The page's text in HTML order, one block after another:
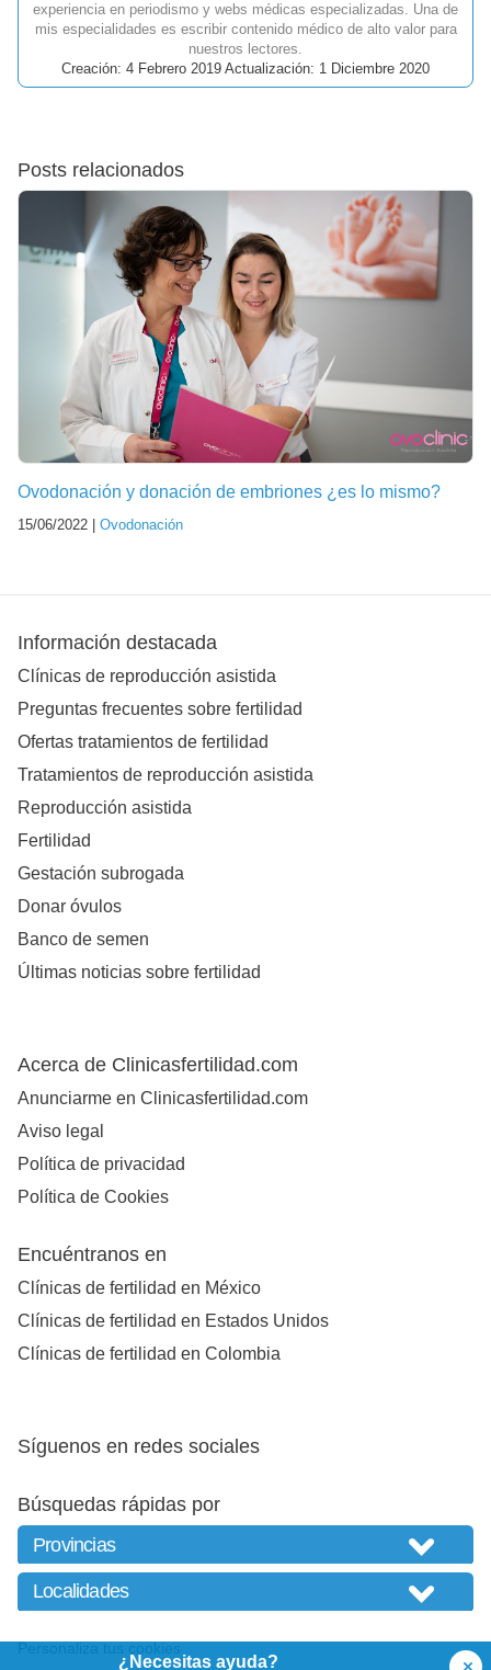
experiencia en periodismo y webs médicas especializadas. Una de
mis especialidades es escribir contenido médico de alto valor para
nuestros lectores.
Creación: 4 Febrero 2019 Actualización: 1 Diciembre 2020
Posts relacionados
Ovodonación y donación de embriones ¿es lo mismo?
15/06/2022 | Ovodonación
¿Necesitas ayuda?
Información destacada
Clínicas de reproducción asistida
Preguntas frecuentes sobre fertilidad
Ofertas tratamientos de fertilidad
Tratamientos de reproducción asistida
Reproducción asistida
Fertilidad
Gestación subrogada
Donar óvulos
Banco de semen
Últimas noticias sobre fertilidad
Acerca de Clinicasfertilidad.com
Anunciarme en Clinicasfertilidad.com
Aviso legal
Política de privacidad
Política de Cookies
Encuéntranos en
Clínicas de fertilidad en México
Clínicas de fertilidad en Estados Unidos
Clínicas de fertilidad en Colombia
Síguenos en redes sociales
Búsquedas rápidas por
Personaliza tus cookies